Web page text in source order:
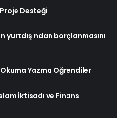
Proje Desteği
borçlanmasını
Yazma Öğrendiler
İktisadı ve Finans